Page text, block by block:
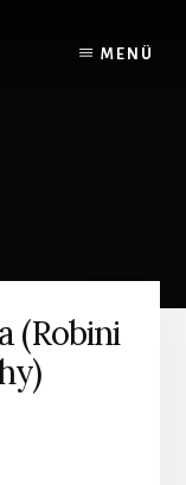
MENÜ
(Robini